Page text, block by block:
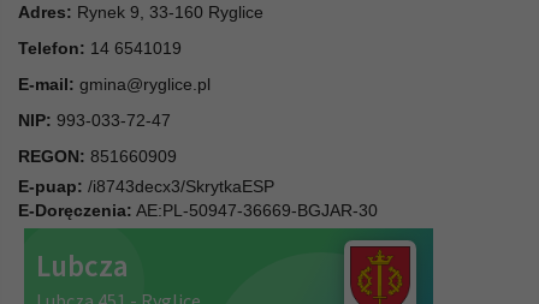
Adres: Rynek 9, 33-160 Ryglice
Telefon: 14 6541019
E-mail: gmina@ryglice.pl
NIP: 993-033-72-47
REGON: 851660909
E-puap: /i8743decx3/SkrytkaESP
E-Doręczenia: AE:PL-50947-36669-BGJAR-30